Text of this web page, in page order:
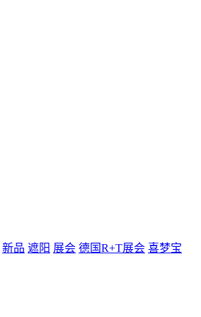
新品 遮阳 展会 德国R+T展会 喜梦宝